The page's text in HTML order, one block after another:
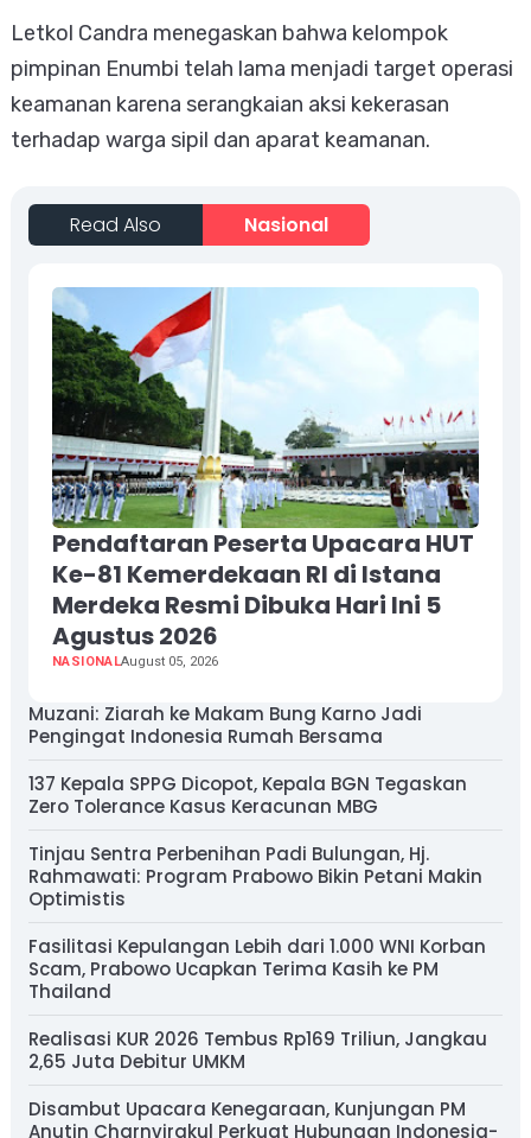
Letkol Candra menegaskan bahwa kelompok
pimpinan Enumbi telah lama menjadi target operasi
keamanan karena serangkaian aksi kekerasan
terhadap warga sipil dan aparat keamanan.
Read Also Nasional
Pendaftaran Peserta Upacara HUT
Ke-81 Kemerdekaan RI di Istana
Merdeka Resmi Dibuka Hari Ini 5
Agustus 2026
NASIONALAugust 05, 2026
Muzani: Ziarah ke Makam Bung Karno Jadi
Pengingat Indonesia Rumah Bersama
137 Kepala SPPG Dicopot, Kepala BGN Tegaskan
Zero Tolerance Kasus Keracunan MBG
Tinjau Sentra Perbenihan Padi Bulungan, Hj.
Rahmawati: Program Prabowo Bikin Petani Makin
Optimistis
Fasilitasi Kepulangan Lebih dari 1.000 WNI Korban
Scam, Prabowo Ucapkan Terima Kasih ke PM
Thailand
Realisasi KUR 2026 Tembus Rp169 Triliun, Jangkau
2,65 Juta Debitur UMKM
Disambut Upacara Kenegaraan, Kunjungan PM
Anutin Charnvirakul Perkuat Hubungan Indonesia-